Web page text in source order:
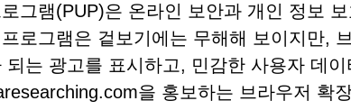
그램(PUP)은 온라인 보안과 개인 정보
로그램은 겉보기에는 무해해 보이지만,
는 광고를 표시하고, 민감한 사용자 데
을 홍보하는 브라우저 확